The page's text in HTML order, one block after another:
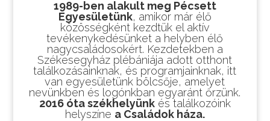
1989-ben alakult meg Pécsett
Egyesületünk, amikor már élő
közösségként kezdtük el aktív
tevékenykedésünket a helyben élő
nagycsaládosokért. Kezdetekben a
Székesegyház plébániája adott otthont
találkozásainknak, és programjainknak, itt
van egyesületünk bölcsője, amelyet
nevünkben és logónkban egyaránt őrzünk.
2016 óta székhelyünkés találkozóink
helyszíne a Családok háza.